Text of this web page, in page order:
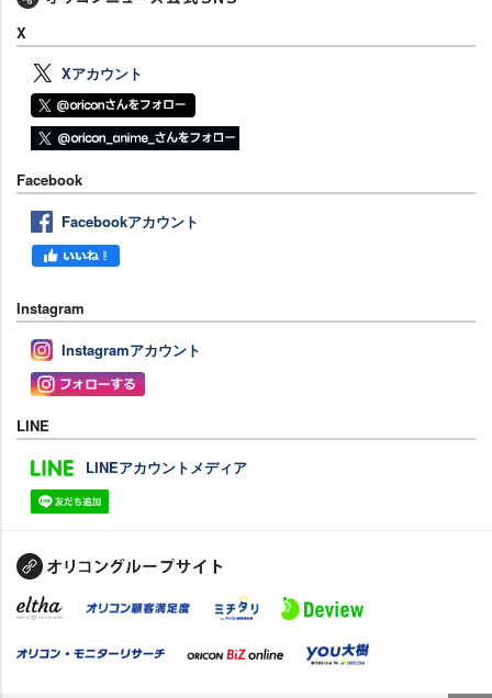
X
Xアカウント
Facebook
Facebookアカウント
Instagram
Instagramアカウント
LINE
LINEアカウントメディア